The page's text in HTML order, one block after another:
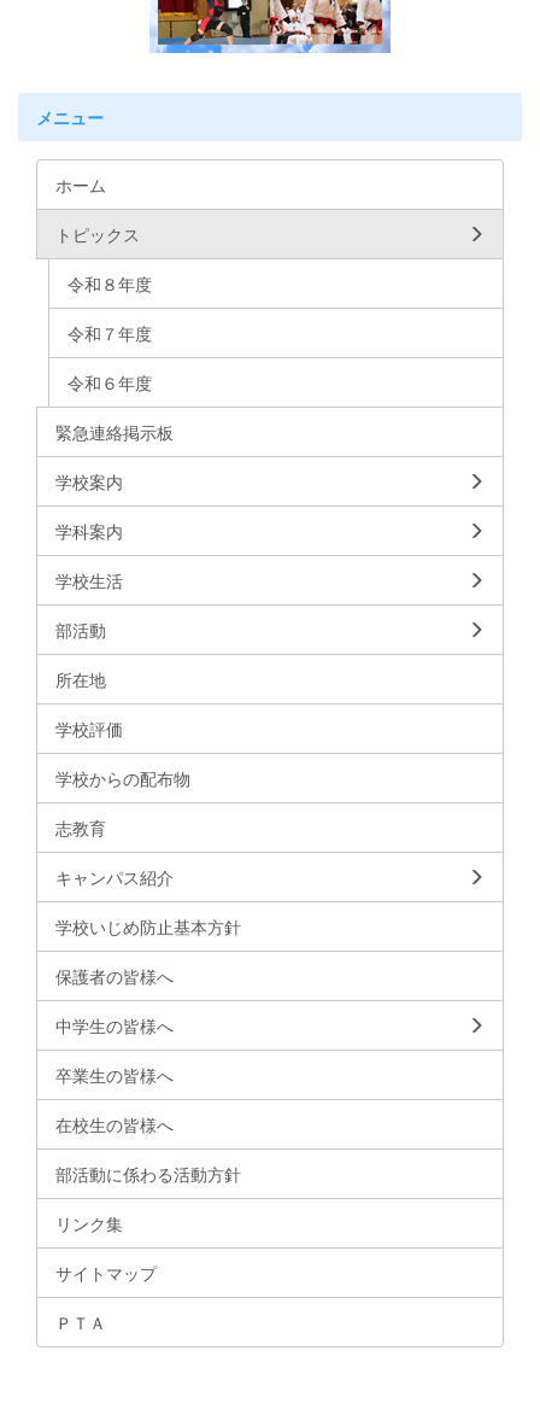
メニュー
ホーム
トピックス
令和８年度
令和７年度
令和６年度
緊急連絡掲示板
学校案内
学科案内
学校生活
部活動
所在地
学校評価
学校からの配布物
志教育
キャンパス紹介
学校いじめ防止基本方針
保護者の皆様へ
中学生の皆様へ
卒業生の皆様へ
在校生の皆様へ
部活動に係わる活動方針
リンク集
サイトマップ
ＰＴＡ